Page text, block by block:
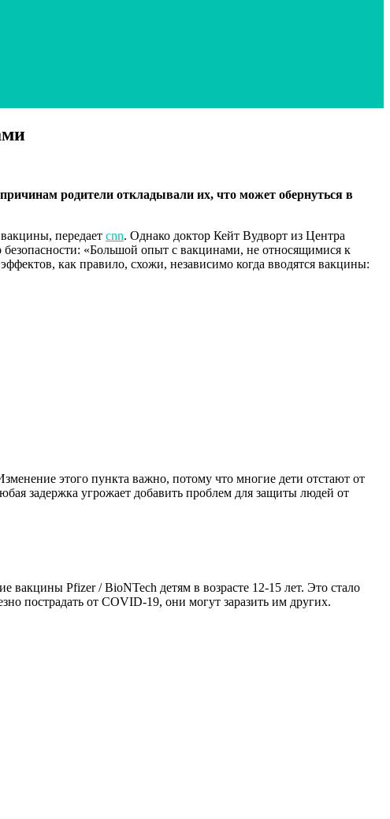
родители откладывали их, что может обернуться в
передает cnn. Однако доктор Кейт Вудворт из Центра
«Большой опыт с вакцинами, не относящимися к
как правило, схожи, независимо когда вводятся вакцины:
этого пункта важно, потому что многие дети отстают от
задержка угрожает добавить проблем для защиты людей от
вакцины Pfizer / BioNTech детям в возрасте 12-15 лет. Это стало
пострадать от COVID-19, они могут заразить им других.